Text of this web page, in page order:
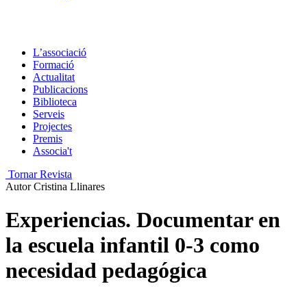
L’associació
Formació
Actualitat
Publicacions
Biblioteca
Serveis
Projectes
Premis
Associa't
Tornar Revista
Autor Cristina Llinares
Experiencias. Documentar en
la escuela infantil 0-3 como
necesidad pedagógica